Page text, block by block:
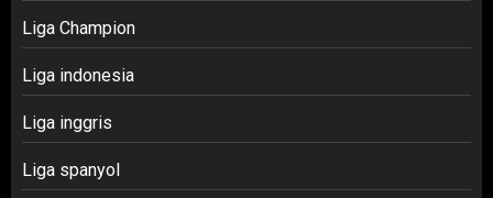
Liga Champion
Liga indonesia
Liga inggris
Liga spanyol